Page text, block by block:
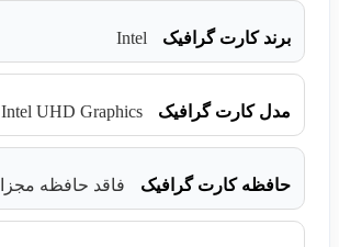
برند کارت گرافیک Intel
مدل کارت گرافیک Intel UHD Graphics
حافظه کارت گرافیک فاقد حافظه مجزا